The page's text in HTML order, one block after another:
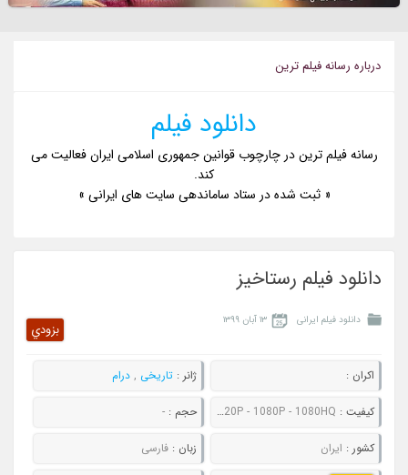
درباره رسانه فيلم ترين
دانلود فیلم
رسانه فیلم ترین در چارچوب قوانین جمهوری اسلامی ایران فعالیت می
کند.
« ثبت شده در ستاد ساماندهی سایت های ایرانی »
دانلود فیلم رستاخیز
دانلود فیلم ایرانی ۱۳ آبان ۱۳۹۹
بزودي
اکران : ژانر : تاریخی , درام
کيفيت : 480P - 720P - 1080P - 1080HQ حجم : -
کشور : ایران زبان : فارسی